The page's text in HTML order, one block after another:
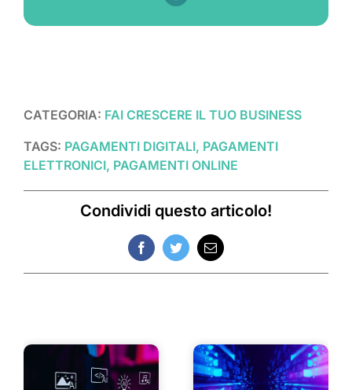
CATEGORIA: FAI CRESCERE IL TUO BUSINESS
TAGS: PAGAMENTI DIGITALI, PAGAMENTI
ELETTRONICI, PAGAMENTI ONLINE
Condividi questo articolo!
FacebookTwitterEmail